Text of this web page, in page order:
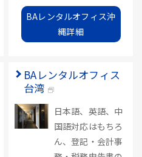
BAレンタルオフィス沖
縄詳細
BAレンタルオフィス
台湾
日本語、英語、中
国語対応はもちろ
ん、登記・会計事